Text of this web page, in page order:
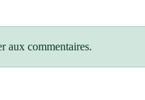
aux commentaires.